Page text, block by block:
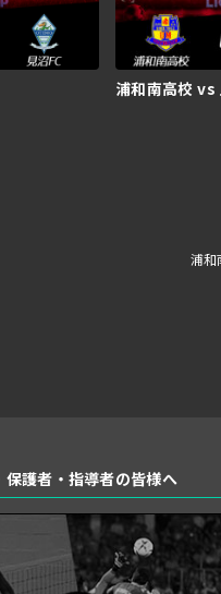
浦和南高校 vs
浦和
保護者・指導者の皆様へ